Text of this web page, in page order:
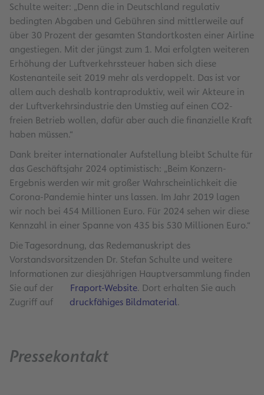
Schulte weiter: „Denn die in Deutschland regulativ
bedingten Abgaben und Gebühren sind mittlerweile auf
über 30 Prozent der gesamten Standortkosten einer Airline
angestiegen. Mit der jüngst zum 1. Mai erfolgten weiteren
Erhöhung der Luftverkehrssteuer haben sich diese
Kostenanteile seit 2019 mehr als verdoppelt. Das ist vor
allem auch deshalb kontraproduktiv, weil wir Akteure in
der Luftverkehrsindustrie den Umstieg auf einen CO2-
freien Betrieb wollen, dafür aber auch die finanzielle Kraft
haben müssen.“
Dank breiter internationaler Aufstellung bleibt Schulte für
das Geschäftsjahr 2024 optimistisch: „Beim Konzern-
Ergebnis werden wir mit großer Wahrscheinlichkeit die
Corona-Pandemie hinter uns lassen. Im Jahr 2019 lagen
wir noch bei 454 Millionen Euro. Für 2024 sehen wir diese
Kennzahl in einer Spanne von 435 bis 530 Millionen Euro.“
Die Tagesordnung, das Redemanuskript des
Vorstandsvorsitzenden Dr. Stefan Schulte und weitere
Informationen zur diesjährigen Hauptversammlung finden
Sie auf der
Fraport-Website. Dort erhalten Sie auch
Zugriff auf
druckfähiges Bildmaterial.
Pressekontakt